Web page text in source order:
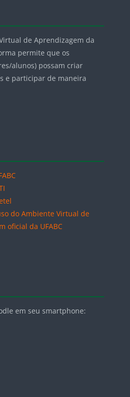
de Aprendizagem da
permite que os
alunos) possam criar
e participar de maneira
do Ambiente Virtual de
oficial da UFABC
em seu smartphone: